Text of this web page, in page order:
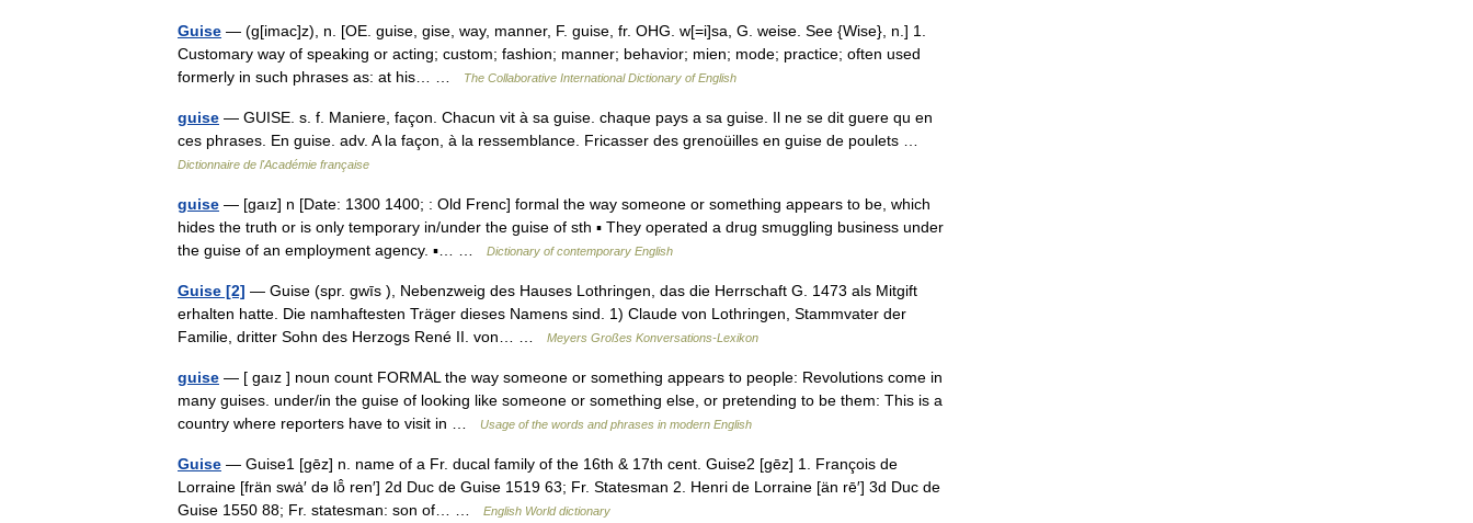
Guise — (g[imac]z), n. [OE. guise, gise, way, manner, F. guise, fr. OHG. w[=i]sa, G. weise. See {Wise}, n.] 1.
Customary way of speaking or acting; custom; fashion; manner; behavior; mien; mode; practice; often used
formerly in such phrases as: at his… …
The Collaborative International Dictionary of English
guise — GUISE. s. f. Maniere, façon. Chacun vit à sa guise. chaque pays a sa guise. Il ne se dit guere qu en
ces phrases. En guise. adv. A la façon, à la ressemblance. Fricasser des grenoüilles en guise de poulets …
Dictionnaire de l'Académie française
guise — [gaız] n [Date: 1300 1400; : Old Frenc] formal the way someone or something appears to be, which
hides the truth or is only temporary in/under the guise of sth ▪ They operated a drug smuggling business under
the guise of an employment agency. ▪… …
Dictionary of contemporary English
Guise [2] — Guise (spr. gwīs ), Nebenzweig des Hauses Lothringen, das die Herrschaft G. 1473 als Mitgift
erhalten hatte. Die namhaftesten Träger dieses Namens sind. 1) Claude von Lothringen, Stammvater der
Familie, dritter Sohn des Herzogs René II. von… …
Meyers Großes Konversations-Lexikon
guise — [ gaız ] noun count FORMAL the way someone or something appears to people: Revolutions come in
many guises. under/in the guise of looking like someone or something else, or pretending to be them: This is a
country where reporters have to visit in …
Usage of the words and phrases in modern English
Guise — Guise1 [gēz] n. name of a Fr. ducal family of the 16th & 17th cent. Guise2 [gēz] 1. François de
Lorraine [frän swȧ′ də lō̂ ren′] 2d Duc de Guise 1519 63; Fr. Statesman 2. Henri de Lorraine [än rē′] 3d Duc de
Guise 1550 88; Fr. statesman: son of… …
English World dictionary